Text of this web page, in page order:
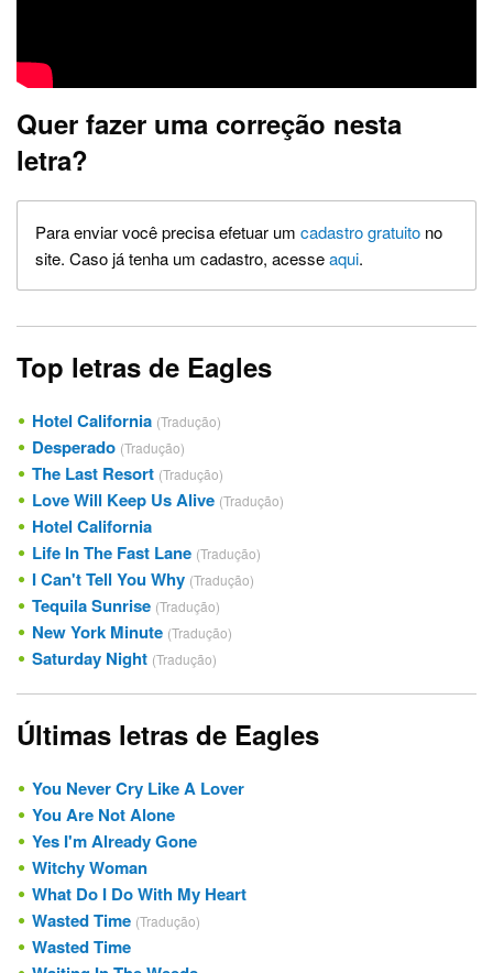
Quer fazer uma correção nesta
letra?
Para enviar você precisa efetuar um cadastro gratuito no
site. Caso já tenha um cadastro, acesseaqui.
Top letras de Eagles
Hotel California (Tradução)
Desperado (Tradução)
The Last Resort (Tradução)
Love Will Keep Us Alive (Tradução)
Hotel California
Life In The Fast Lane (Tradução)
I Can't Tell You Why (Tradução)
Tequila Sunrise (Tradução)
New York Minute (Tradução)
Saturday Night (Tradução)
Últimas letras de Eagles
You Never Cry Like A Lover
You Are Not Alone
Yes I'm Already Gone
Witchy Woman
What Do I Do With My Heart
Wasted Time (Tradução)
Wasted Time